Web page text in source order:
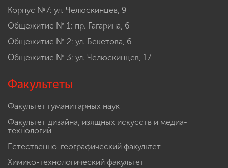
Корпус №7: ул. Челюскинцев, 9
Общежитие № 1: пр. Гагарина, 6
Общежитие № 2: ул. Бекетова, 6
Общежитие № 3: ул. Челюскинцев, 17
Факультеты
Факультет гуманитарных наук
Факультет дизайна, изящных искусств и медиа-
технологий
Естественно-географический факультет
Химико-технологический факультет